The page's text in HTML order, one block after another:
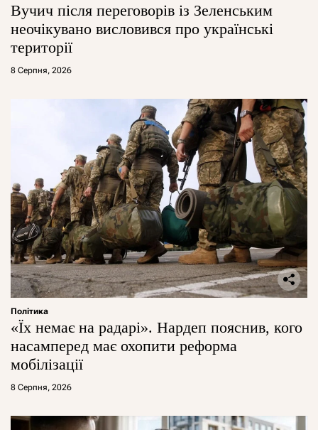
Вучич після переговорів із Зеленським
неочікувано висловився про українські
території
8 Серпня, 2026
Політика
«Їх немає на радарі». Нардеп пояснив, кого
насамперед має охопити реформа
мобілізації
8 Серпня, 2026